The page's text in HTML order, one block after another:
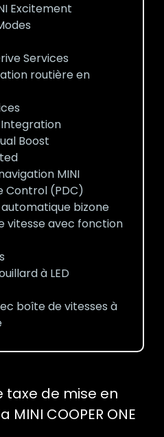
Excitement
Services
routière en
Boost
MINI
Control (PDC)
bizone
vitesse avec fonction
à LED
boîte de vitesses à
taxe de mise en
COOPER ONE